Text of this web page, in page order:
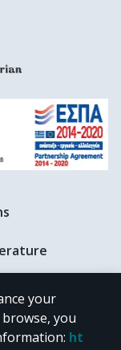
4.0
your
you
: ht